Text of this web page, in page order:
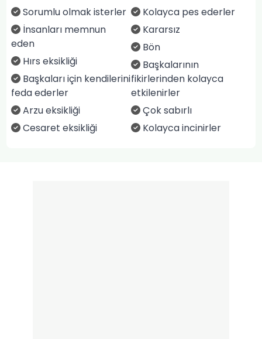
Sorumlu olmak isterler
İnsanları memnun
eden
Hırs eksikliği
Başkaları için kendilerini
feda ederler
Arzu eksikliği
Cesaret eksikliği
Kolayca pes ederler
Kararsız
Bön
Başkalarının
fikirlerinden kolayca
etkilenirler
Çok sabırlı
Kolayca incinirler